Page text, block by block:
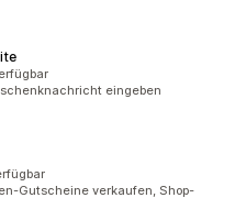
eingeben
Gutscheine verkaufen, Shop-